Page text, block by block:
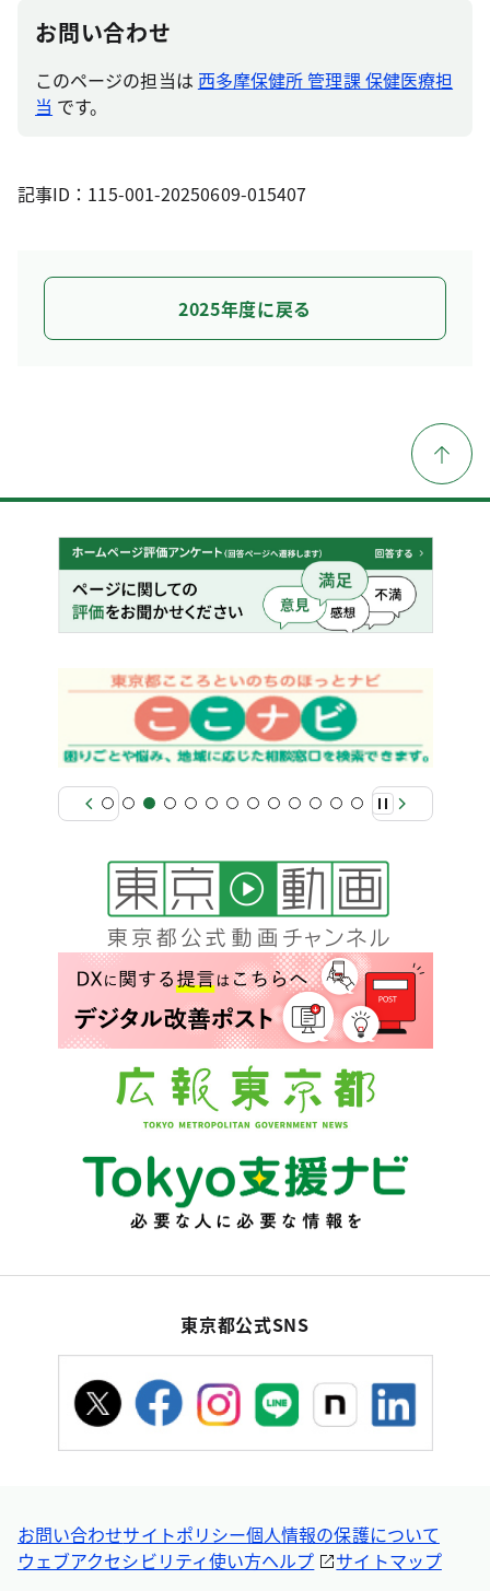
お問い合わせ
このページの担当は 西多摩保健所 管理課 保健医療担
当 です。
記事ID：115-001-20250609-015407
2025年度に戻る
東京都公式SNS
お問い合わせサイトポリシー個人情報の保護について
ウェブアクセシビリティ使い方ヘルプ サイトマップ